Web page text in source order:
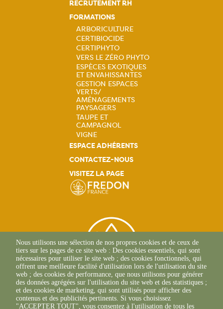
RECRUTEMENT RH
FORMATIONS
Navigation
principale
ARBORICULTURE
CERTIBIOCIDE
CERTIPHYTO
VERS LE ZÉRO PHYTO
ESPÈCES EXOTIQUES
ET ENVAHISSANTES
GESTION ESPACES
VERTS/
AMÉNAGEMENTS
PAYSAGERS
TAUPE ET
CAMPAGNOL
VIGNE
ESPACE ADHÉRENTS
CONTACTEZ-NOUS
VISITEZ LA PAGE
2 Allée Du Lazio
Nous utilisons une sélection de nos propres cookies et de ceux de
tiers sur les pages de ce site web : Des cookies essentiels, qui sont
nécessaires pour utiliser le site web ; des cookies fonctionnels, qui
offrent une meilleure facilité d'utilisation lors de l'utilisation du site
web ; des cookies de performance, que nous utilisons pour générer
des données agrégées sur l'utilisation du site web et des statistiques ;
et des cookies de marketing, qui sont utilisés pour afficher des
contenus et des publicités pertinents. Si vous choisissez
"ACCEPTER TOUT", vous consentez à l'utilisation de tous les